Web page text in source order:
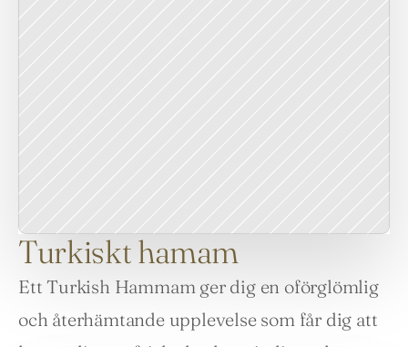
Turkiskt hamam
Ett Turkish Hammam ger dig en oförglömlig
och återhämtande upplevelse som får dig att